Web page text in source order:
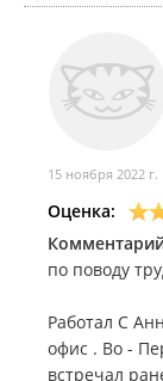
15 ноября 2022 г.
Оценка:
по поводу
Работал С
офис . Во -
встречал